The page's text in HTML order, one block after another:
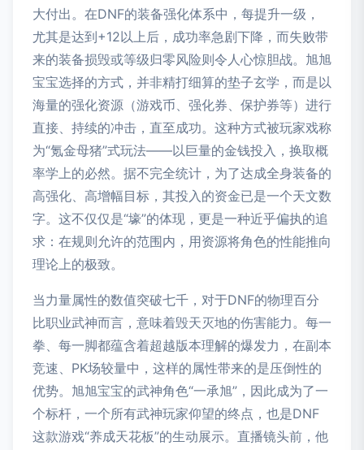
大付出。在DNF的装备强化体系中，每提升一级，
尤其是达到+12以上后，成功率急剧下降，而失败带
来的装备损毁或等级归零风险则令人心惊胆战。旭旭
宝宝选择的方式，并非精打细算的垫子玄学，而是以
海量的强化资源（游戏币、强化券、保护券等）进行
直接、持续的冲击，直至成功。这种方式被玩家戏称
为“氪金母猪”式玩法——以巨量的金钱投入，换取概
率学上的必然。据不完全统计，为了达成全身装备的
高强化、高增幅目标，其投入的资金已是一个天文数
字。这不仅仅是“壕”的体现，更是一种近乎偏执的追
求：在规则允许的范围内，用资源将角色的性能推向
理论上的极致。
当力量属性的数值突破七千，对于DNF的物理百分
比职业武神而言，意味着毁天灭地的伤害能力。每一
拳、每一脚都蕴含着超越版本理解的爆发力，在副本
竞速、PK场较量中，这样的属性带来的是压倒性的
优势。旭旭宝宝的武神角色“一承旭”，因此成为了一
个标杆，一个所有武神玩家仰望的终点，也是DNF
这款游戏“养成天花板”的生动展示。直播镜头前，他